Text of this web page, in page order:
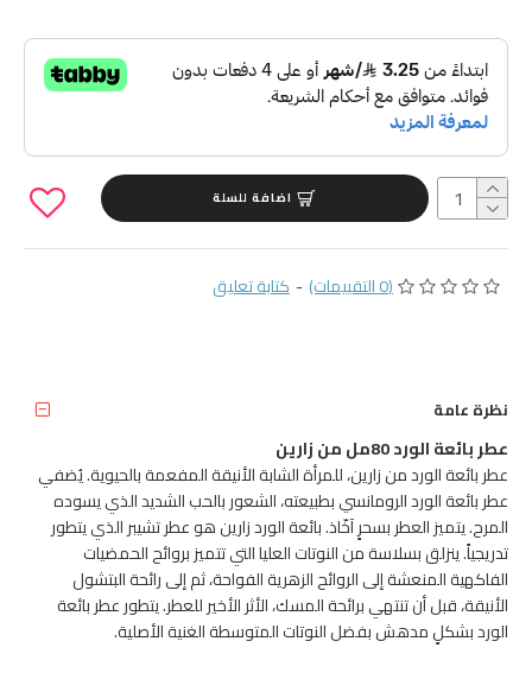
(0 التقييمات) - كتابة تعليق
اضافة للسلة
نظرة عامة
عطر بائعة الورد 80مل من زارين
عطر بائعة الورد من زارين، للمرأة الشابة الأنيقة المفعمة بالحيوية. يُضفي
عطر بائعة الورد الرومانسي بطبيعته، الشعور بالحب الشديد الذي يسوده
المرح. يتميز العطر بسحرٍ آخّاذ. بائعة الورد زارين هو عطر تشيبر الذي يتطور
تدريجياً. ينزلق بسلاسة من النوتات العليا التي تتميز بروائح الحمضيات
الفاكهية المنعشة إلى الروائح الزهرية الفواحة، ثم إلى رائحة البتشول
الأنيقة، قبل أن تنتهي برائحة المسك، الأثر الأخير للعطر. يتطور عطر بائعة
الورد بشكلٍ مدهش بفضل النوتات المتوسطة الغنية الأصلية.